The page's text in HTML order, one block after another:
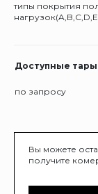
типы покрытия
Доступные
по запросу
Вы можете
получите